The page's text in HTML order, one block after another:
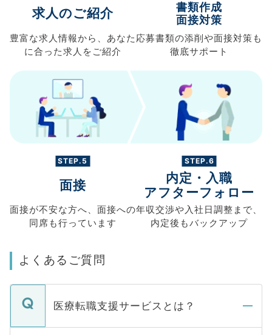
求人のご紹介
豊富な求人情報から、 あなた
に合った求人を ご紹介
書類作成
面接対策
応募書類の添削や面接対策も
徹底サポート
STEP.5
面接
面接が不安な方へ、 面接への
同席も行っています
STEP.6
内定・入職
アフターフォロー
年収交渉や入社日調整まで、
内定後もバックアップ
よくあるご質問
医療転職支援サービスとは？